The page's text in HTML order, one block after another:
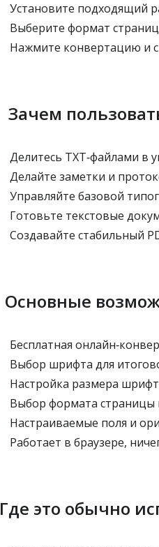
Установите подходящий
Выберите формат
Нажмите конвертацию и
Зачем
Делитесь TXT‑файлами в
Делайте заметки и
Управляйте базовой
Готовьте текстовые
Создавайте стабильный
Основные
Бесплатная
Выбор шрифта для
Настройка размера
Выбор формата страницы
Настраиваемые поля и
Работает в браузере,
Где это обычно